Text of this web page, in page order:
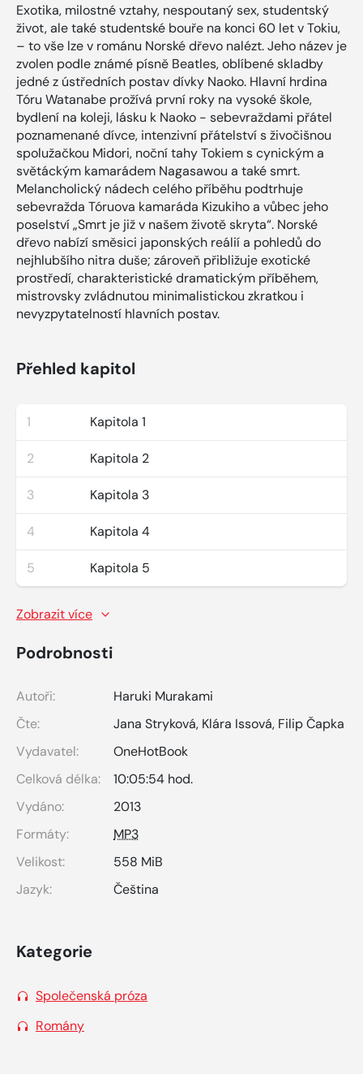
Exotika, milostné vztahy, nespoutaný sex, studentský
život, ale také studentské bouře na konci 60 let v Tokiu,
– to vše lze v románu Norské dřevo nalézt. Jeho název je
zvolen podle známé písně Beatles, oblíbené skladby
jedné z ústředních postav dívky Naoko. Hlavní hrdina
Tóru Watanabe prožívá první roky na vysoké škole,
bydlení na koleji, lásku k Naoko - sebevraždami přátel
poznamenané dívce, intenzivní přátelství s živočišnou
spolužačkou Midori, noční tahy Tokiem s cynickým a
světáckým kamarádem Nagasawou a také smrt.
Melancholický nádech celého příběhu podtrhuje
sebevražda Tóruova kamaráda Kizukiho a vůbec jeho
poselství „Smrt je již v našem životě skryta“. Norské
dřevo nabízí směsici japonských reálií a pohledů do
nejhlubšího nitra duše; zároveň přibližuje exotické
prostředí, charakteristické dramatickým příběhem,
mistrovsky zvládnutou minimalistickou zkratkou i
nevyzpytatelností hlavních postav.
Přehled kapitol
1 Kapitola 1
2 Kapitola 2
3 Kapitola 3
4 Kapitola 4
5 Kapitola 5
Zobrazit více
Podrobnosti
Autoři:
Haruki Murakami
Čte:
Jana Stryková, Klára Issová, Filip Čapka
Vydavatel:
OneHotBook
Celková délka:
10:05:54 hod.
Vydáno:
2013
Formáty:
MP3
Velikost:
558 MiB
Jazyk:
Čeština
Kategorie
Společenská próza
Romány